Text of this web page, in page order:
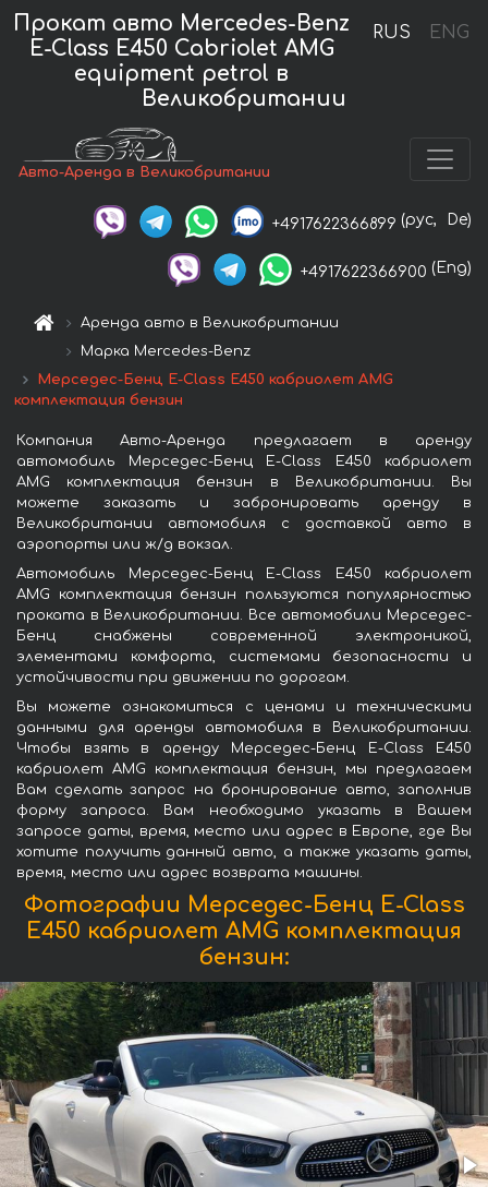
RUS ENG
Прокат авто Mercedes-Benz
E-Class E450 Cabriolet AMG
equipment petrol в
Великобритании
Авто-Аренда в Великобритании
+4917622366899 (рус, De)
+4917622366900 (Eng)
Аренда авто в Великобритании
Марка Mercedes-Benz
Мерседес-Бенц E-Class E450 кабриолет AMG
комплектация бензин
Компания Авто-Аренда предлагает в аренду
автомобиль Мерседес-Бенц E-Class E450 кабриолет
AMG комплектация бензин в Великобритании. Вы
можете заказать и забронировать аренду в
Великобритании автомобиля с доставкой авто в
аэропорты или ж/д вокзал.
Автомобиль Мерседес-Бенц E-Class E450 кабриолет
AMG комплектация бензин пользуются популярностью
проката в Великобритании. Все автомобили Мерседес-
Бенц снабжены современной электроникой,
элементами комфорта, системами безопасности и
устойчивости при движении по дорогам.
Вы можете ознакомиться с ценами и техническими
данными для аренды автомобиля в Великобритании.
Чтобы взять в аренду Мерседес-Бенц E-Class E450
кабриолет AMG комплектация бензин, мы предлагаем
Вам сделать запрос на бронирование авто, заполнив
форму запроса. Вам необходимо указать в Вашем
запросе даты, время, место или адрес в Европе, где Вы
хотите получить данный авто, а также указать даты,
время, место или адрес возврата машины.
Фотографии Мерседес-Бенц E-Class
E450 кабриолет AMG комплектация
бензин: